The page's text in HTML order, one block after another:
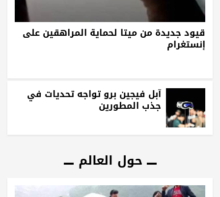
قيود جديدة من ميتا لحماية المراهقين على
إنستغرام
آبل فيجين برو تواجه تحديات في
جذب المطورين
حول العالم